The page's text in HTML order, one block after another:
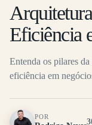
Eficiência
Entenda os pilares
eficiência em
POR